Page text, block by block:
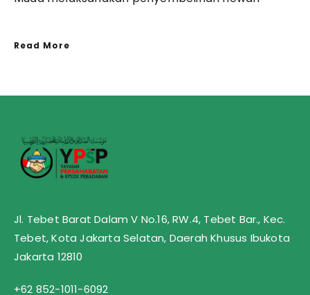
Read More
Jl. Tebet Barat Dalam V No.16, RW.4, Tebet Bar., Kec.
Tebet, Kota Jakarta Selatan, Daerah Khusus Ibukota
Jakarta 12810
+62 852-1011-6092